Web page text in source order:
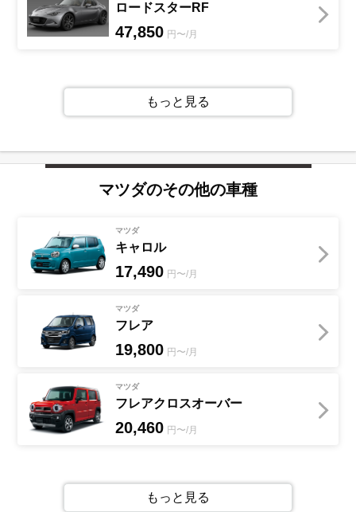
ロードスターRF
47,850 円〜/月
もっと見る
マツダのその他の車種
マツダ
キャロル
17,490 円〜/月
マツダ
フレア
19,800 円〜/月
マツダ
フレアクロスオーバー
20,460 円〜/月
もっと見る